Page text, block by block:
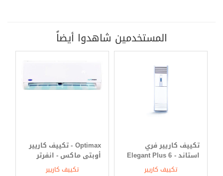
المستخدمين شاهدوا أيضاً
تكييف كاريير فري
استاند - Elegant Plus 6
حصان بارد _ ساخن
تكييف كاريير
Optimax - تكييف كاريير
أوبتى ماكس - انفرتر
تكييف كاريير